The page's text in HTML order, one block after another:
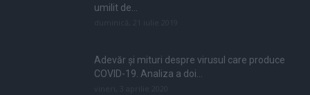
umilit de...
Adevăr și mituri despre virusul care produce
COVID-19. Analiza a doi...